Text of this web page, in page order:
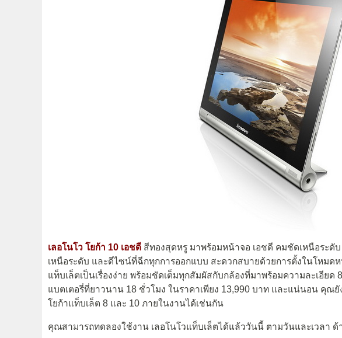
เลอโนโว โยก้า 10 เอชดี สีทองสุดหรู มาพร้อมหน้าจอ เอชดี คมชัดเหนือระดั
เหนือระดับ และดีไซน์ที่ฉีกทุกการออกแบบ สะดวกสบายด้วยการตั้งในโหมด
แท็บเล็ตเป็นเรื่องง่าย พร้อมชัดเต็มทุกสัมผัสกับกล้องที่มาพร้อมความละเอีย
แบตเตอรี่ที่ยาวนาน 18 ชั่วโมง ในราคาเพียง 13,990 บาท และแน่นอน คุณ
โยก้าแท็บเล็ต 8 และ 10 ภายในงานได้เช่นกัน
คุณสามารถทดลองใช้งาน เลอโนโวแท็บเล็ตได้แล้ววันนี้ ตามวันและเวลา ด้